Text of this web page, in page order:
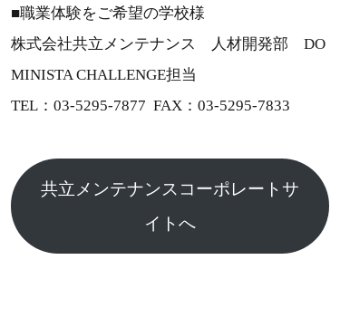
■職業体験をご希望の学校様
株式会社共立メンテナンス 人材開発部 DO
MINISTA CHALLENGE担当
TEL：03-5295-7877 FAX：03-5295-7833
共立メンテナンスコーポレートサ
イトへ